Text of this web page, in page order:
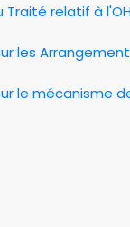
relatif à
les
le mécanisme